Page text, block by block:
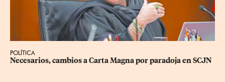
POLÍTICA
Necesarios, cambios a Carta Magna por paradoja en SCJN